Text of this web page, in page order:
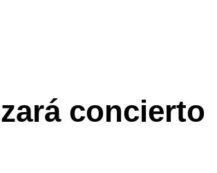
concierto